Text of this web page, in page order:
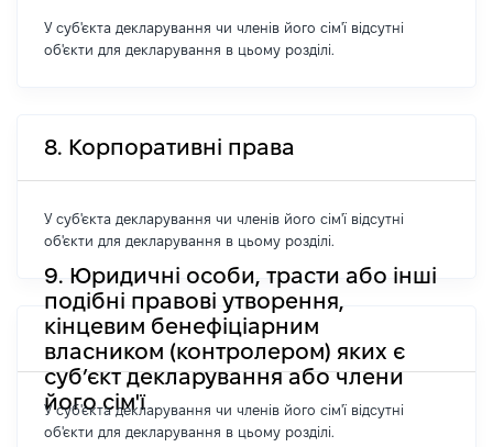
У суб'єкта декларування чи членів його сім'ї відсутні
об'єкти для декларування в цьому розділі.
8. Корпоративні права
У суб'єкта декларування чи членів його сім'ї відсутні
об'єкти для декларування в цьому розділі.
9. Юридичні особи, трасти або інші
подібні правові утворення,
кінцевим бенефіціарним
власником (контролером) яких є
суб’єкт декларування або члени
його сім'ї
У суб'єкта декларування чи членів його сім'ї відсутні
об'єкти для декларування в цьому розділі.